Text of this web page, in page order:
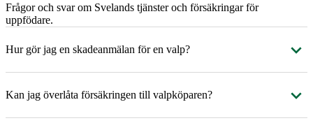
Frågor och svar om Svelands tjänster och försäkringar för
uppfödare.
Hur gör jag en skadeanmälan för en valp?
Kan jag överlåta försäkringen till valpköparen?